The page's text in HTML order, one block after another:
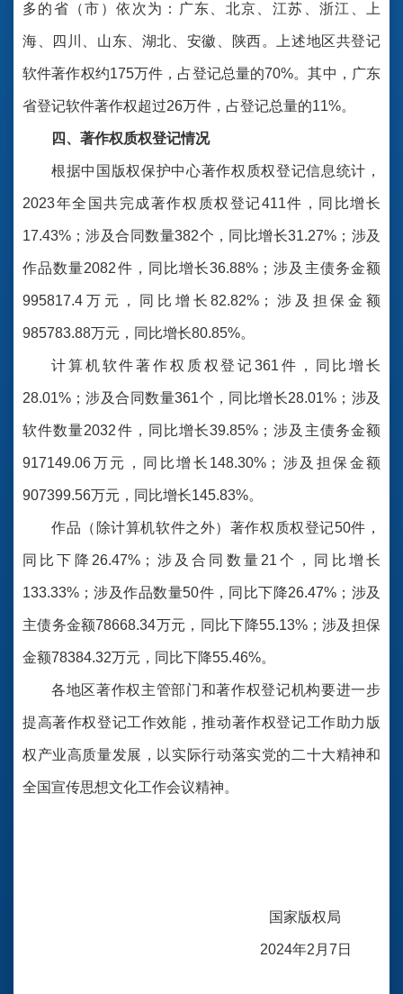
多的省（市）依次为：广东、北京、江苏、浙江、上
海、四川、山东、湖北、安徽、陕西。上述地区共登记
软件著作权约175万件，占登记总量的70%。其中，广东
省登记软件著作权超过26万件，占登记总量的11%。
四、著作权质权登记情况
根据中国版权保护中心著作权质权登记信息统计，
2023年全国共完成著作权质权登记411件，同比增长
17.43%；涉及合同数量382个，同比增长31.27%；涉及
作品数量2082件，同比增长36.88%；涉及主债务金额
995817.4万元，同比增长82.82%；涉及担保金额
985783.88万元，同比增长80.85%。
计算机软件著作权质权登记361件，同比增长
28.01%；涉及合同数量361个，同比增长28.01%；涉及
软件数量2032件，同比增长39.85%；涉及主债务金额
917149.06万元，同比增长148.30%；涉及担保金额
907399.56万元，同比增长145.83%。
作品（除计算机软件之外）著作权质权登记50件，
同比下降26.47%；涉及合同数量21个，同比增长
133.33%；涉及作品数量50件，同比下降26.47%；涉及
主债务金额78668.34万元，同比下降55.13%；涉及担保
金额78384.32万元，同比下降55.46%。
各地区著作权主管部门和著作权登记机构要进一步
提高著作权登记工作效能，推动著作权登记工作助力版
权产业高质量发展，以实际行动落实党的二十大精神和
全国宣传思想文化工作会议精神。
国家版权局
2024年2月7日